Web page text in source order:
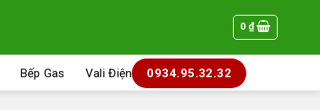
0 ₫
Bếp Gas Vali Điện 0934.95.32.32